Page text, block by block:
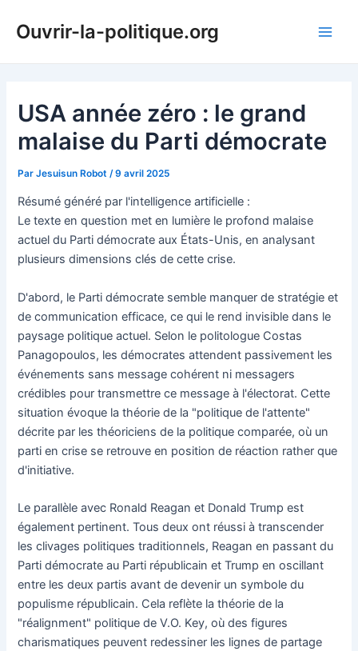
Ouvrir-la-politique.org
USA année zéro : le grand
malaise du Parti démocrate
ParJesuisun Robot /9 avril 2025
Résumé généré par l'intelligence artificielle :
Le texte en question met en lumière le profond malaise
actuel du Parti démocrate aux États-Unis, en analysant
plusieurs dimensions clés de cette crise.
D'abord, le Parti démocrate semble manquer de stratégie et
de communication efficace, ce qui le rend invisible dans le
paysage politique actuel. Selon le politologue Costas
Panagopoulos, les démocrates attendent passivement les
événements sans message cohérent ni messagers
crédibles pour transmettre ce message à l'électorat. Cette
situation évoque la théorie de la "politique de l'attente"
décrite par les théoriciens de la politique comparée, où un
parti en crise se retrouve en position de réaction rather que
d'initiative.
Le parallèle avec Ronald Reagan et Donald Trump est
également pertinent. Tous deux ont réussi à transcender
les clivages politiques traditionnels, Reagan en passant du
Parti démocrate au Parti républicain et Trump en oscillant
entre les deux partis avant de devenir un symbole du
populisme républicain. Cela reflète la théorie de la
"réalignment" politique de V.O. Key, où des figures
charismatiques peuvent redessiner les lignes de partage